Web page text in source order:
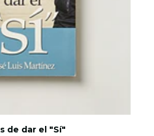
de dar el "Sí"